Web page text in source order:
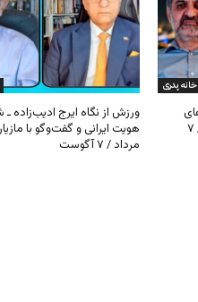
ورزش از نگاه ایرج ادیب‌زاده ـ
مرداد / ۷ آگوست
پدری
کیهان و بیت خامنه‌ای ـ ۱۶ امرداد / ۷